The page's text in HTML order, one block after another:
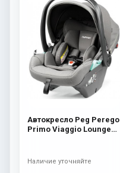
Автокресло Peg Perego
Primo Viaggio Lounge
Наличие уточняйте